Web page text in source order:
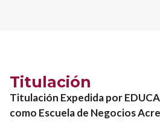
Titulación
Titulación Expedida por EDUCA
como Escuela de Negocios